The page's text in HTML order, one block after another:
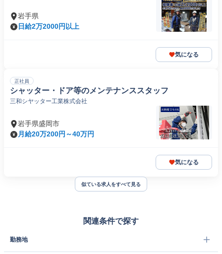
岩手県
日給2万2000円以上
気になる
正社員
シャッター・ドア等のメンテナンススタッフ
三和シヤッター工業株式会社
岩手県盛岡市
月給20万200円～40万円
気になる
似ている求人をすべて見る
関連条件で探す
勤務地